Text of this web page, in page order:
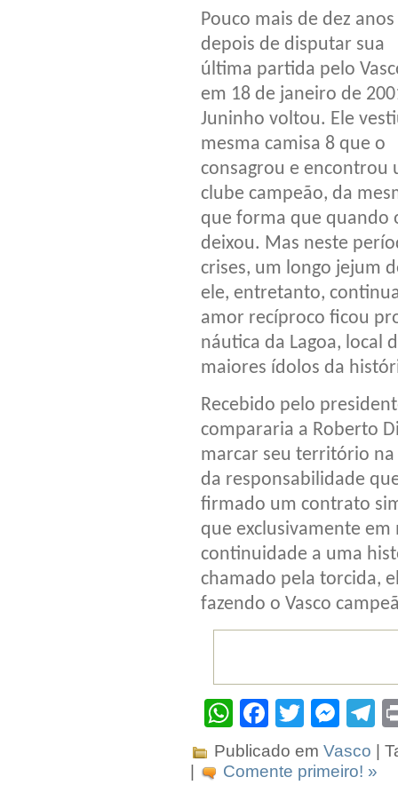
Pouco mais de dez anos
depois de disputar sua
última partida pelo
em 18 de janeiro de
Juninho voltou. Ele
mesma camisa 8 que o
consagrou e encontrou
clube campeão, da
que forma que quando
deixou. Mas neste
crises, um longo jejum
ele, entretanto,
amor recíproco ficou
náutica da Lagoa, local
maiores ídolos da
Recebido pelo
compararia a Roberto
marcar seu território
da responsabilidade
firmado um contrato
que exclusivamente em
continuidade a uma
chamado pela torcida,
fazendo o Vasco
WhatsApp
Facebook
Twitter
Publicado em Vasco |
|
Comente primeiro! »